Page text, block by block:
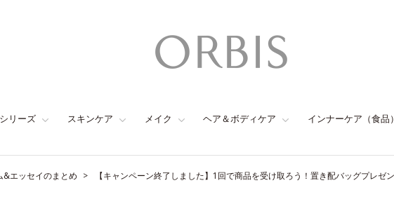
リーズ スキンケア メイク ヘア＆ボディケア インナーケア（食品）
&エッセイのまとめ 【キャンペーン終了しました】1回で商品を受け取ろう！置き配バッグプレゼ